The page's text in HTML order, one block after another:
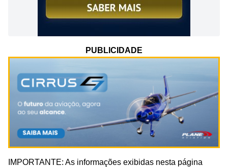
PUBLICIDADE
IMPORTANTE: As informações exibidas nesta página